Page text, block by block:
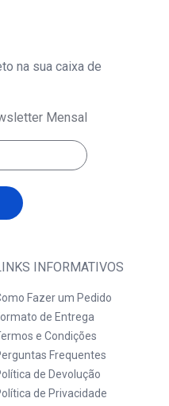
INFORMATIVOS
Fazer um Pedido
de Entrega
e Condições
Frequentes
de Devolução
de Privacidade
na sua caixa de
Mensal